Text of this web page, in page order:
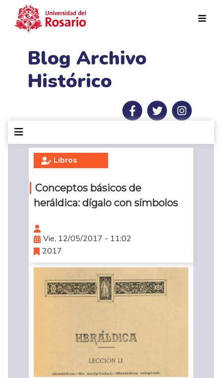
Blog Archivo
Histórico
Libros
Conceptos básicos de
heráldica: dígalo con símbolos
Vie, 12/05/2017 - 11:02
2017